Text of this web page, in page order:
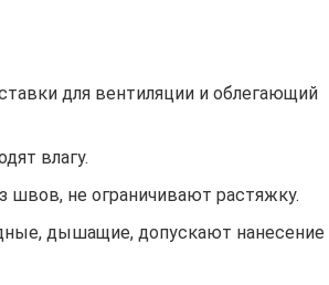
для вентиляции и облегающий
влагу.
швов, не ограничивают растяжку.
дышащие, допускают нанесение